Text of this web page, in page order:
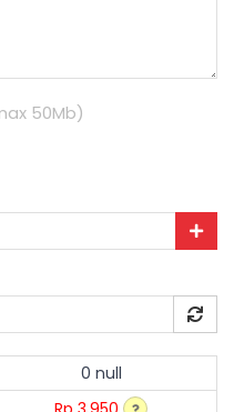
50Mb)
0 null